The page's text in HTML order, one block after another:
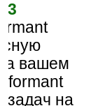
3
вашем
задач на